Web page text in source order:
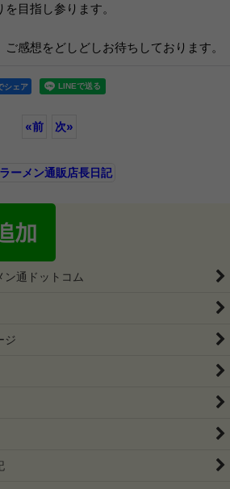
目指し参ります。
感想をどしどしお待ちしております。
シェア
«前 次»
ラーメン通販店長日記
ン通ドットコム
ジ